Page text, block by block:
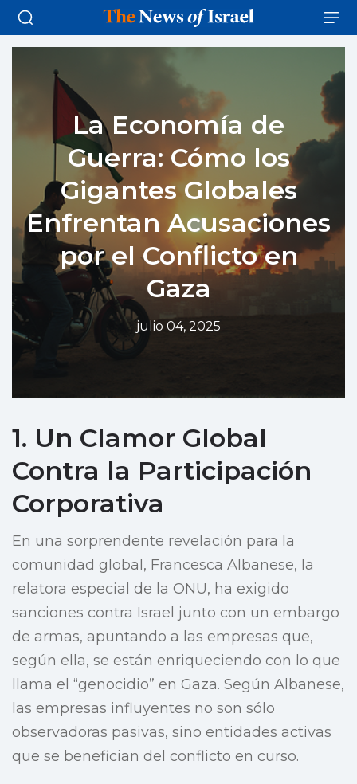
La Economía de
Guerra: Cómo los
Gigantes Globales
Enfrentan Acusaciones
por el Conflicto en
Gaza
julio 04, 2025
1. Un Clamor Global
Contra la Participación
Corporativa
En una sorprendente revelación para la
comunidad global, Francesca Albanese, la
relatora especial de la ONU, ha exigido
sanciones contra Israel junto con un embargo
de armas, apuntando a las empresas que,
según ella, se están enriqueciendo con lo que
llama el “genocidio” en Gaza. Según Albanese,
las empresas influyentes no son sólo
observadoras pasivas, sino entidades activas
que se benefician del conflicto en curso.